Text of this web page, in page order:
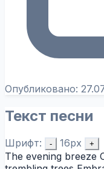
Опубликовано:
Текст песни
Шрифт: - 16px +
The evening breeze